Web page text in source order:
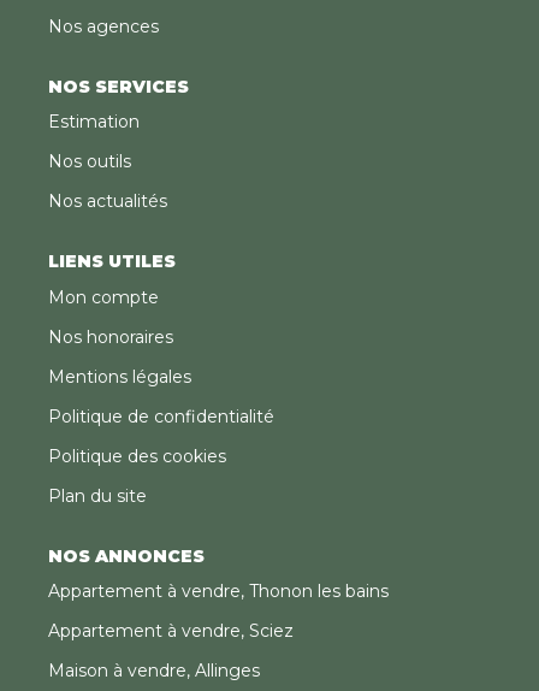
Nos agences
NOS SERVICES
Estimation
Nos outils
Nos actualités
LIENS UTILES
Mon compte
Nos honoraires
Mentions légales
Politique de confidentialité
Politique des cookies
Plan du site
NOS ANNONCES
Appartement à vendre, Thonon les bains
Appartement à vendre, Sciez
Maison à vendre, Allinges